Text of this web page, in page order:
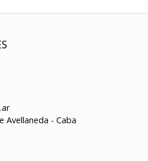
Avellaneda - Caba